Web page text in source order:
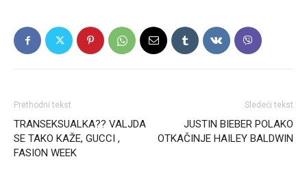
Prethodni tekst
TRANSEKSUALKA?? VALJDA
SE TAKO KAŽE, GUCCI ,
FASION WEEK
Sledeći tekst
JUSTIN BIEBER POLAKO
OTKAČINJE HAILEY BALDWIN